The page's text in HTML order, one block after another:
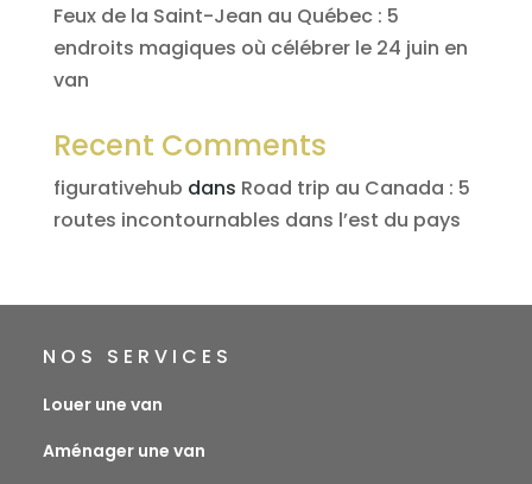
Feux de la Saint-Jean au Québec : 5
endroits magiques où célébrer le 24 juin en
van
Recent Comments
figurativehub dans Road trip au Canada : 5
routes incontournables dans l’est du pays
NOS SERVICES
Louer une van
Aménager une van